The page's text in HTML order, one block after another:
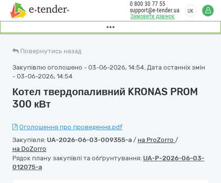
Замовити дзвінок
0 800 30 77 55
support@e-tender.ua
UK
Повернутись назад
Закупівлю оголошено - 03-06-2026, 14:54. Дата останніх змін
- 03-06-2026, 14:54
Котел твердопаливний KRONAS PROM
300 кВт
Оголошення про проведення.pdf
Закупівля: UA-2026-06-03-009355-a / на ProZorro /
на DoZorro
Рядок плану закупівлі та обґрунтування: UA-P-2026-06-03-
012075-a